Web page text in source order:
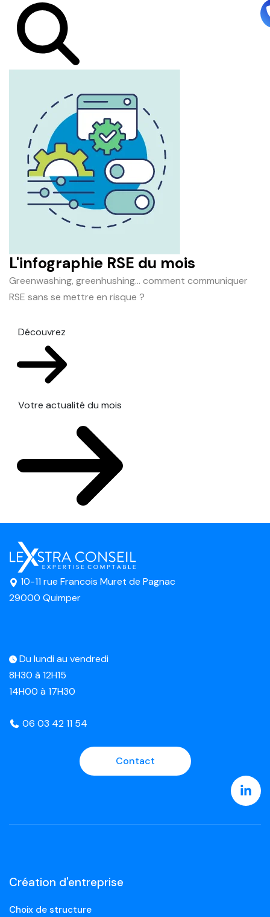
L'infographie RSE du mois
Greenwashing, greenhushing… comment communiquer
RSE sans se mettre en risque ?
Découvrez
Votre actualité du mois
10-11 rue Francois Muret de Pagnac
29000 Quimper
Du lundi au vendredi
8H30 à 12H15
14H00 à 17H30
06 03 42 11 54
Contact
Création d'entreprise
Choix de structure